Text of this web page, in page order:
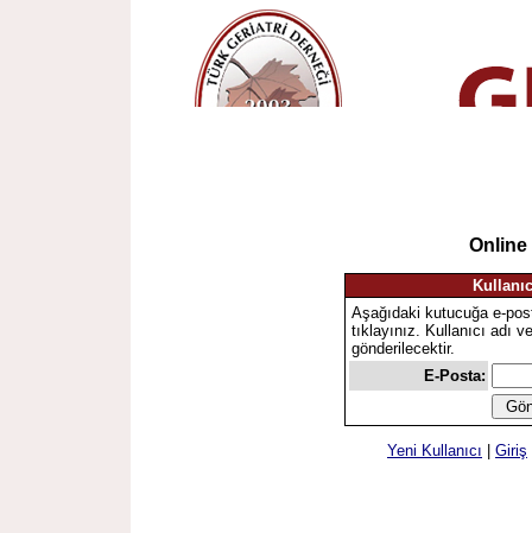
Online
Aşağıdaki kutucuğa e-
tıklayınız. Kullanıcı adı
gönderilecektir.
E-Posta:
Yeni Kullanıcı | Giriş